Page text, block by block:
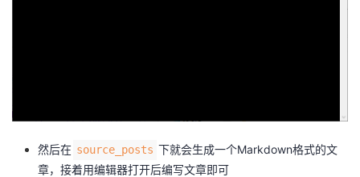
然后在 source_posts 下就会生成一个Markdown格式的文
章，接着用编辑器打开后编写文章即可